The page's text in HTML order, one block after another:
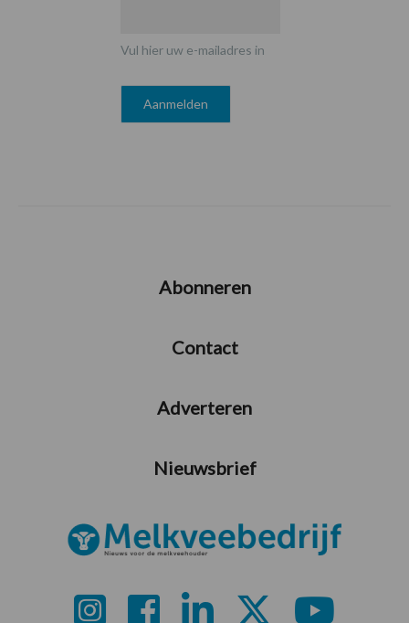
Vul hier uw e-mailadres in
Abonneren
Contact
Adverteren
Nieuwsbrief